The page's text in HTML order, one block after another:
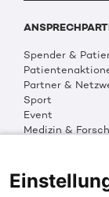
Spender &
Partner &
Sport
Event
Medizin &
Multimedia
Social Media